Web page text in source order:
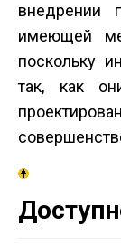
внедрении
имеющей
поскольку
так, как